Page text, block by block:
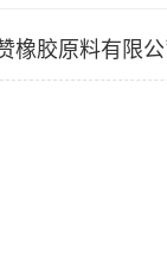
橡胶原料有限公